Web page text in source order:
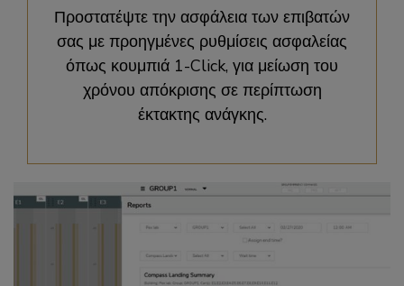
Προστατέψτε την ασφάλεια των επιβατών
σας με προηγμένες ρυθμίσεις ασφαλείας
όπως κουμπιά 1-Click, για μείωση του
χρόνου απόκρισης σε περίπτωση
έκτακτης ανάγκης.